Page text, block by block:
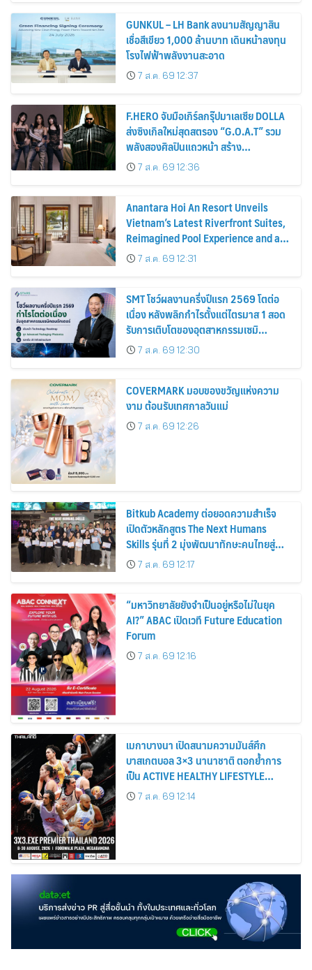
GUNKUL – LH Bank ลงนามสัญญาสิน
เชื่อสีเขียว 1,000 ล้านบาท เดินหน้าลงทุน
โรงไฟฟ้าพลังงานสะอาด
7 ส.ค. 69 12:37
F.HERO จับมือเกิร์ลกรุ๊ปมาเลเซีย DOLLA
ส่งซิงเกิลใหม่สุดสตรอง “G.O.A.T” รวม
พลังสองศิลปินแถวหน้า สร้าง
ปรากฏการณ์ใหม่แห่งวงการเพลงอาเซียน
7 ส.ค. 69 12:36
Anantara Hoi An Resort Unveils
Vietnam’s Latest Riverfront Suites,
Reimagined Pool Experience and a
Vibrant New Dining Destination
7 ส.ค. 69 12:31
SMT โชว์ผลงานครึ่งปีแรก 2569 โตต่อ
เนื่อง หลังพลิกกำไรตั้งแต่ไตรมาส 1 สอด
รับการเติบโตของอุตสาหกรรมเซมิ
คอนดักเตอร์
7 ส.ค. 69 12:30
COVERMARK มอบของขวัญแห่งความ
งาม ต้อนรับเทศกาลวันแม่
7 ส.ค. 69 12:26
Bitkub Academy ต่อยอดความสำเร็จ
เปิดตัวหลักสูตร The Next Humans
Skills รุ่นที่ 2 มุ่งพัฒนาทักษะคนไทยสู่
การเป็นคนของอนาคต
7 ส.ค. 69 12:17
“มหาวิทยาลัยยังจำเป็นอยู่หรือไม่ในยุค
AI?” ABAC เปิดเวที Future Education
Forum
7 ส.ค. 69 12:16
เมกาบางนา เปิดสนามความมันส์ศึก
บาสเกตบอล 3×3 นานาชาติ ตอกย้ำการ
เป็น ACTIVE HEALTHY LIFESTYLE
DESTINATION วันที่ 8 – 30 ส.ค. 69 ณ
ฟู้ดวอล์ค พลาซ่า ศูนย์การค้าเมกาบางนา
7 ส.ค. 69 12:14